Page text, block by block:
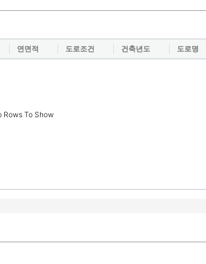
연면적 도로조건 건축년도 도로명
Rows To Show